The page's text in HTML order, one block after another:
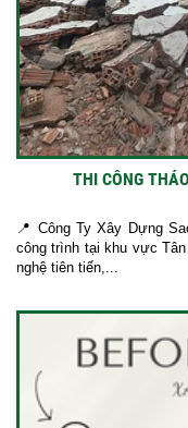
THI CÔNG
📍 Công Ty Xây Dựng
công trình tại khu vực
nghệ tiên tiến,...